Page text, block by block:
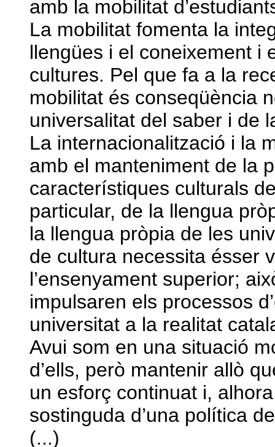
amb la mobilitat
La mobilitat fomenta la
llengües i el coneixement i
cultures. Pel que fa a la
mobilitat és conseqüència
universalitat del saber i de
La internacionalització i la
amb el manteniment de la
característiques culturals
particular, de la llengua
la llengua pròpia de les
de cultura necessita ésser
l’ensenyament superior;
impulsaren els processos
universitat a la realitat
Avui som en una situació
d’ells, però mantenir allò
un esforç continuat i,
sostinguda d’una política
(...)